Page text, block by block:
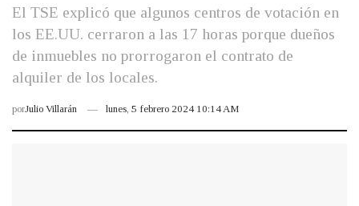
El TSE explicó que algunos centros de votación en
los EE.UU. cerraron a las 17 horas porque dueños
de inmuebles no prorrogaron el contrato de
alquiler de los locales.
porJulio Villarán lunes, 5 febrero 2024 10:14 AM